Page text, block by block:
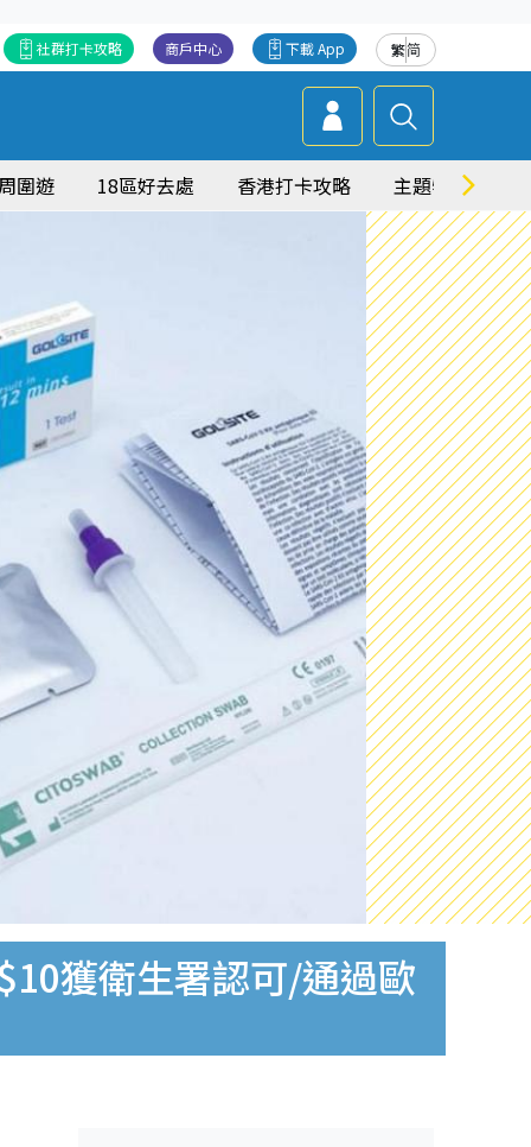
繁简
下載 App
商戶中心
社群打卡攻略
圍遊 18區好去處 香港打卡攻略 主題特集
獲衛生署認可/通過歐